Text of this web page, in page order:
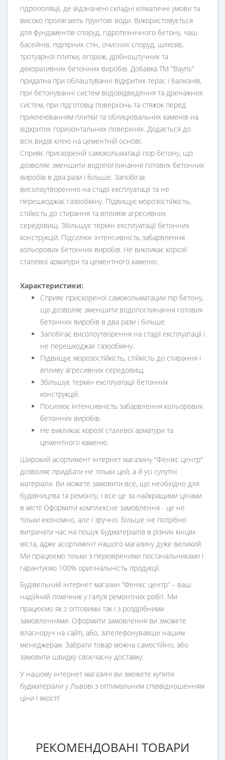
гідроізоляції, де відзначені складні кліматичні умови та
високо пролягають ґрунтові води. Використовується
для фундаментів споруд, гідротехнічного бетону, чаш
басейнів, підпірних стін, очисних споруд, шлюзів,
тротуарної плитки, огорож, дрібноштучних та
декоративних бетонних виробів. Добавка ТМ "Bayris"
придатна при облаштуванні відкритих терас і балконів,
при бетонуванні систем водовідведення та дренажних
систем, при підготовці поверхонь та стяжок перед
приклеюванням плитки та облицювальних каменів на
відкритих горизонтальних поверхнях. Додається до
всіх видів клею на цементній основі.
Сприяє прискореній самокольматації пор бетону, що
дозволяє зменшити водопоглинання готових бетонних
виробів в два рази і більше. Запобігає
висолоутворенню на стадії експлуатації та не
перешкоджає газообміну. Підвищує морозостійкість,
стійкість до стирання та впливів агресивних
середовищ. Збільшує термін експлуатації бетонних
конструкцій. Підсилює інтенсивність забарвлення
кольорових бетонних виробів. Не викликає корозії
сталевої арматури та цементного каменю.
Характеристики:
Сприяє прискореної самокольматации пір бетону,
що дозволяє зменшити водопоглинання готових
бетонних виробів в два рази і більше.
Запобігає висолоутворення на стадії експлуатації і
не перешкоджає газообміну.
Підвищує морозостійкість, стійкість до стирання і
впливу агресивних середовищ.
Збільшує термін експлуатації бетонних
конструкцій.
Посилює інтенсивність забарвлення кольорових
бетонних виробів.
Не викликає корозії сталевої арматури та
цементного каменю.
Широкий асортимент інтернет магазину "Фенікс центр"
дозволяє придбати не тільки цей, а й усі супутні
матеріали. Ви можете замовити все, що необхідно для
будівництва та ремонту, і все це за найкращими цінами
в місті! Оформити комплексне замовлення - це не
тільки економно, але і зручно. Більше не потрібно
витрачати час на пошук будматеріалів в різних кінцях
міста, адже асортимент нашого магазину дуже великий.
Ми працюємо тільки з перевіреними постачальниками і
гарантуємо 100% оригінальність продукції.
Будівельний інтернет магазин “Фенікс центр” – ваш
надійний помічник у галузі ремонтних робіт. Ми
працюємо як з оптовими так і з роздрібними
замовленнями. Оформити замовлення ви зможете
власноруч на сайті, або, зателефонувавши нашим
менеджерам. Забрати товар можна самостійно, або
замовити швидку своєчасну доставку.
У нашому інтернет магазині ви зможете купити
будматеріали у Львові з оптимальним співвідношенням
ціни і якості!
РЕКОМЕНДОВАНІ ТОВАРИ